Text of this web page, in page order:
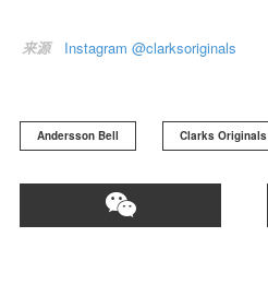
来源 Instagram @clarksoriginals
Andersson Bell Clarks Originals